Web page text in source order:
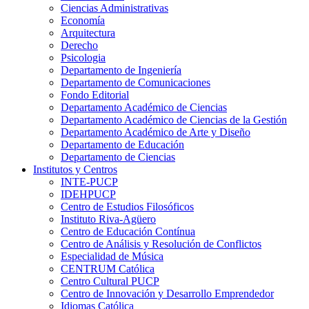
Ciencias Administrativas
Economía
Arquitectura
Derecho
Psicologia
Departamento de Ingeniería
Departamento de Comunicaciones
Fondo Editorial
Departamento Académico de Ciencias
Departamento Académico de Ciencias de la Gestión
Departamento Académico de Arte y Diseño
Departamento de Educación
Departamento de Ciencias
Institutos y Centros
INTE-PUCP
IDEHPUCP
Centro de Estudios Filosóficos
Instituto Riva-Agüero
Centro de Educación Contínua
Centro de Análisis y Resolución de Conflictos
Especialidad de Música
CENTRUM Católica
Centro Cultural PUCP
Centro de Innovación y Desarrollo Emprendedor
Idiomas Católica